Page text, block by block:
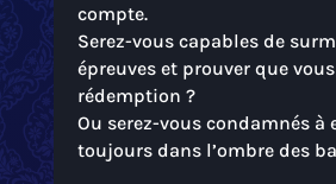
compte.
Serez-vous capables de
épreuves et prouver que
rédemption ?
Ou serez-vous condamnés à
toujours dans l’ombre des